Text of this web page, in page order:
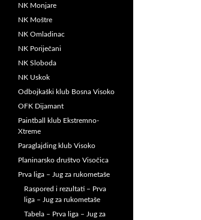
NK Monjare
NK Moštre
NK Omladinac
NK Poriječani
NK Sloboda
NK Uskok
Odbojkaški klub Bosna Visoko
OFK Dijamant
Paintball klub Ekstremno-
Xtreme
Paraglajding klub Visoko
Planinarsko društvo Visočica
Prva liga – Jug za rukometaše
Raspored i rezultati – Prva
liga – Jug za rukometaše
Tabela – Prva liga – Jug za